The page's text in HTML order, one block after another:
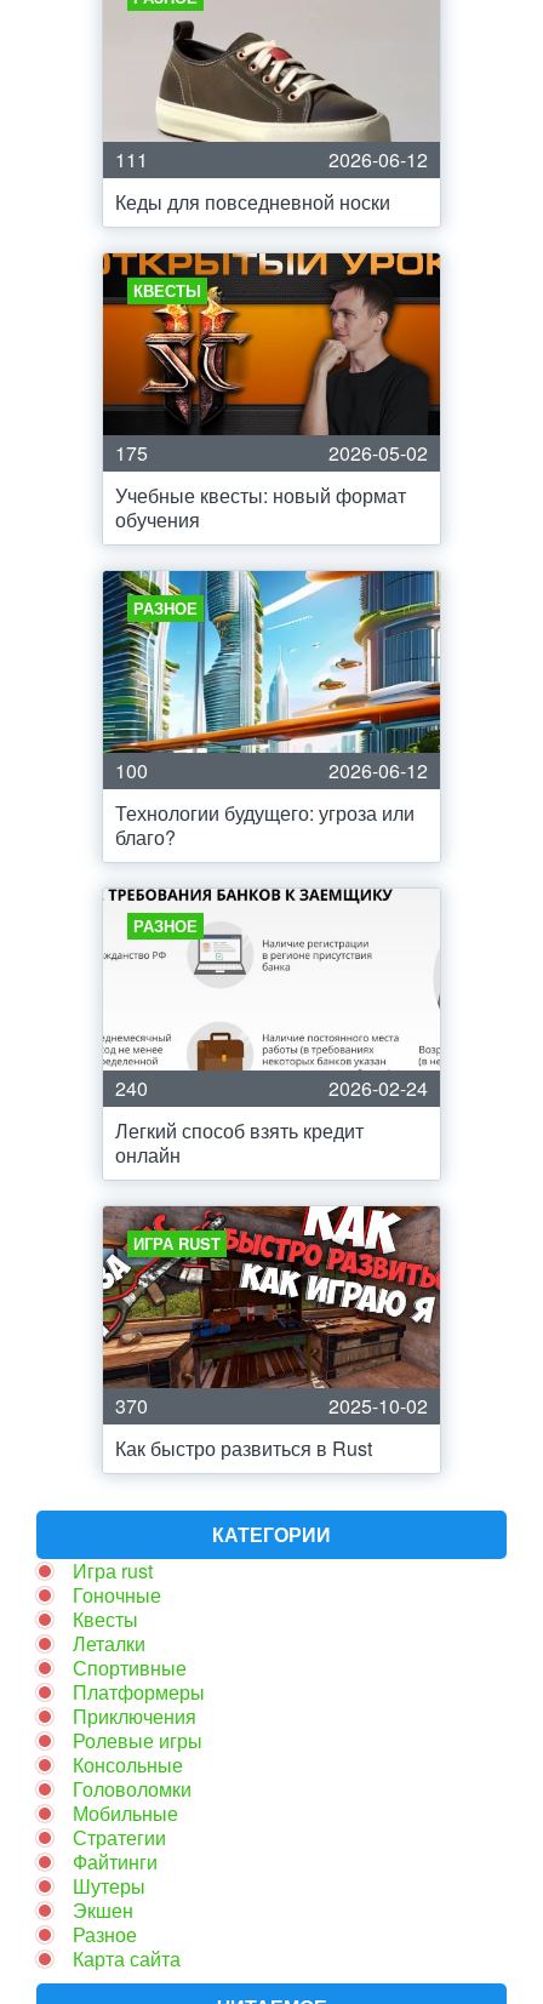
111
2026-06-12
Кеды для повседневной носки
КВЕСТЫ
175
2026-05-02
Учебные квесты: новый формат
обучения
РАЗНОЕ
100
2026-06-12
Технологии будущего: угроза или
благо?
РАЗНОЕ
240
2026-02-24
Легкий способ взять кредит
онлайн
ИГРА RUST
370
2025-10-02
Как быстро развиться в Rust
КАТЕГОРИИ
Игра rust
Гоночные
Квесты
Леталки
Спортивные
Платформеры
Приключения
Ролевые игры
Консольные
Головоломки
Мобильные
Стратегии
Файтинги
Шутеры
Экшен
Разное
Карта сайта